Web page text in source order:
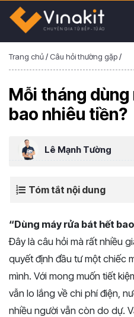
Trang chủ/ Câu hỏi thường gặp/
Mỗi tháng
bao nhiêu tiền?
Lê Mạnh Tường
Tóm tắt nội dung
“Dùng máy rửa bát hết
Đây là câu hỏi mà rất nhiều
quyết định đầu tư một chiếc
mình. Với mong muốn tiết
vẫn lo lắng về chi phí điện,
nhiều người vẫn còn do dự.